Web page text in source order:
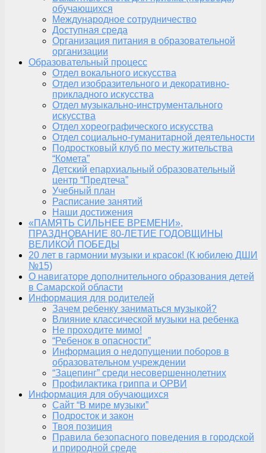
обучающихся
Международное сотрудничество
Доступная среда
Организация питания в образовательной
организации
Образовательный процесс
Отдел вокального искусства
Отдел изобразительного и декоративно-
прикладного искусства
Отдел музыкально-инструментального
искусства
Отдел хореографического искусства
Отдел социально-гуманитарной деятельности
Подростковый клуб по месту жительства
“Комета”
Детский епархиальный образовательный
центр “Предтеча”
Учебный план
Расписание занятий
Наши достижения
«ПАМЯТЬ СИЛЬНЕЕ ВРЕМЕНИ»,
ПРАЗДНОВАНИЕ 80-ЛЕТИЕ ГОДОВЩИНЫ
ВЕЛИКОЙ ПОБЕДЫ
20 лет в гармонии музыки и красок! (К юбилею ДШИ
№15)
О навигаторе дополнительного образования детей
в Самарской области
Информация для родителей
Зачем ребенку заниматься музыкой?
Влияние классической музыки на ребенка
Не проходите мимо!
“Ребенок в опасности”
Информация о недопущении поборов в
образовательном учреждении
“Зацепинг” среди несовершеннолетних
Профилактика гриппа и ОРВИ
Информация для обучающихся
Сайт “В мире музыки”
Подросток и закон
Твоя позиция
Правила безопасного поведения в городской
и природной среде